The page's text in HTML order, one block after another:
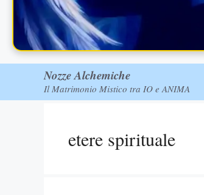
Nozze Alchemiche
Il Matrimonio Mistico tra IO e ANIMA
etere spirituale